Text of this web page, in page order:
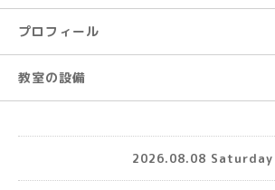
プロフィール
教室の設備
2026.08.08 Saturday